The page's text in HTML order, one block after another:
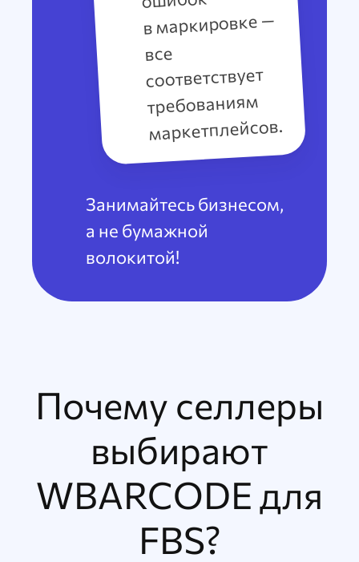
в маркировке —
все
соответствует
требованиям
маркетплейсов.
Занимайтесь бизнесом,
а не бумажной
волокитой!
Почему селлеры
выбирают
WBARCODE для
FBS?